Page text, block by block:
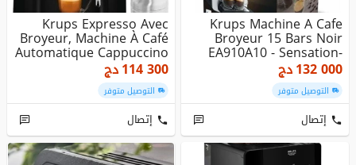
Krups Machine A Cafe
Broyeur 15 Bars Noir
EA910A10 - Sensation-
Interfa...
132 000دج
التوصيل متوفر
إتصال
Krups Expresso Avec
Broyeur, Machine À Café
Automatique Cappuccino
- 1...
114 300دج
التوصيل متوفر
إتصال